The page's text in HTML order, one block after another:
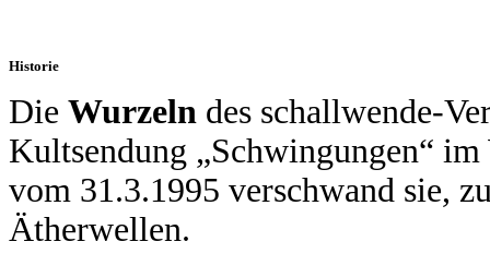
Historie
Die Wurzeln des schallwende-
Kultsendung „Schwingungen“
vom 31.3.1995 verschwand sie,
Ätherwellen.